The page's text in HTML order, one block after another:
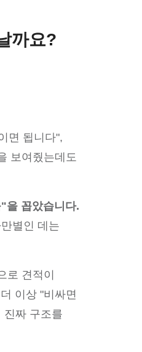
까요?
면 됩니다",
보여줬는데도
을 꼽았습니다.
별인 데는
견적이
이상 "비싸면
진짜 구조를